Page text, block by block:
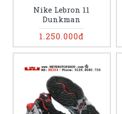
Nike Lebron 11
Dunkman
1.250.000đ